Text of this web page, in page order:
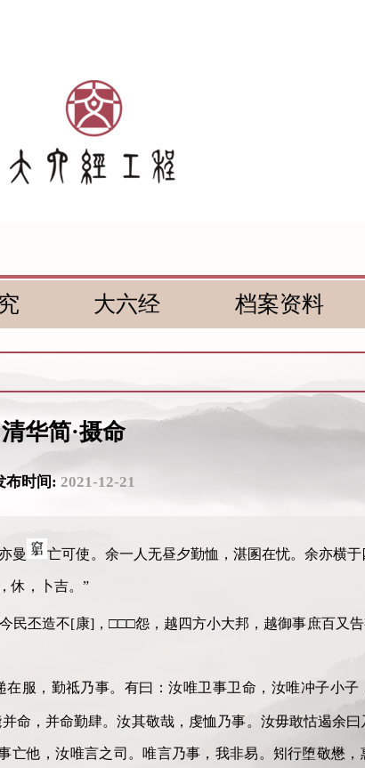
大六经 档案资料
清华简·摄命
布时间: 2021-12-21
曼 亡可使。余一人无昼夕勤恤，湛圂在忧。余亦横
休，卜吉。”
民丕造不[康]，□□□怨，越四方小大邦，越御事庶百又
服，勤祗乃事。有曰：汝唯卫事卫命，汝唯冲子小子
命，并命勤肆。汝其敬哉，虔恤乃事。汝毋敢怙遏余曰
亡他，汝唯言之司。唯言乃事，我非易。矧行堕敬懋，